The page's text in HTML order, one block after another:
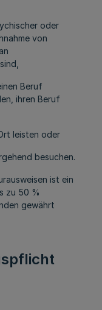
oder
von
Beruf
ihren Beruf
leisten oder
besuchen.
ist ein
zu 50 %
gewährt